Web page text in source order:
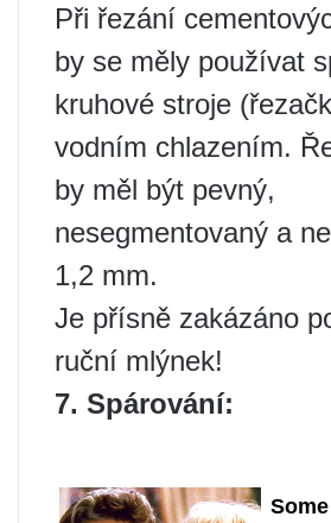
Při řezání
by se měly používat
kruhové stroje
vodním chlazením.
by měl být pevný,
nesegmentovaný a
1,2 mm.
Je přísně zakázáno
ruční mlýnek!
7. Spárování: